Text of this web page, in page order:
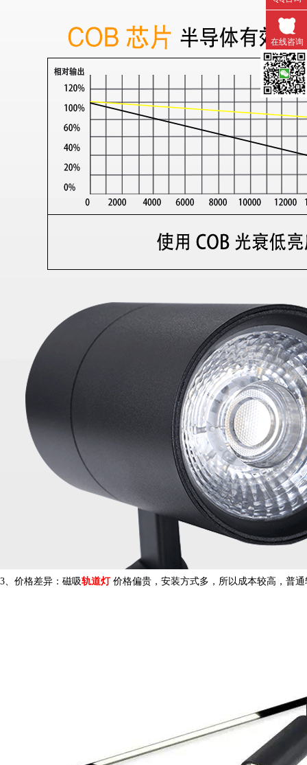
3、价格差异 ： 磁吸轨道灯 价格偏贵，安装方式多，所以成本较高，普
在线咨询
微信扫一扫